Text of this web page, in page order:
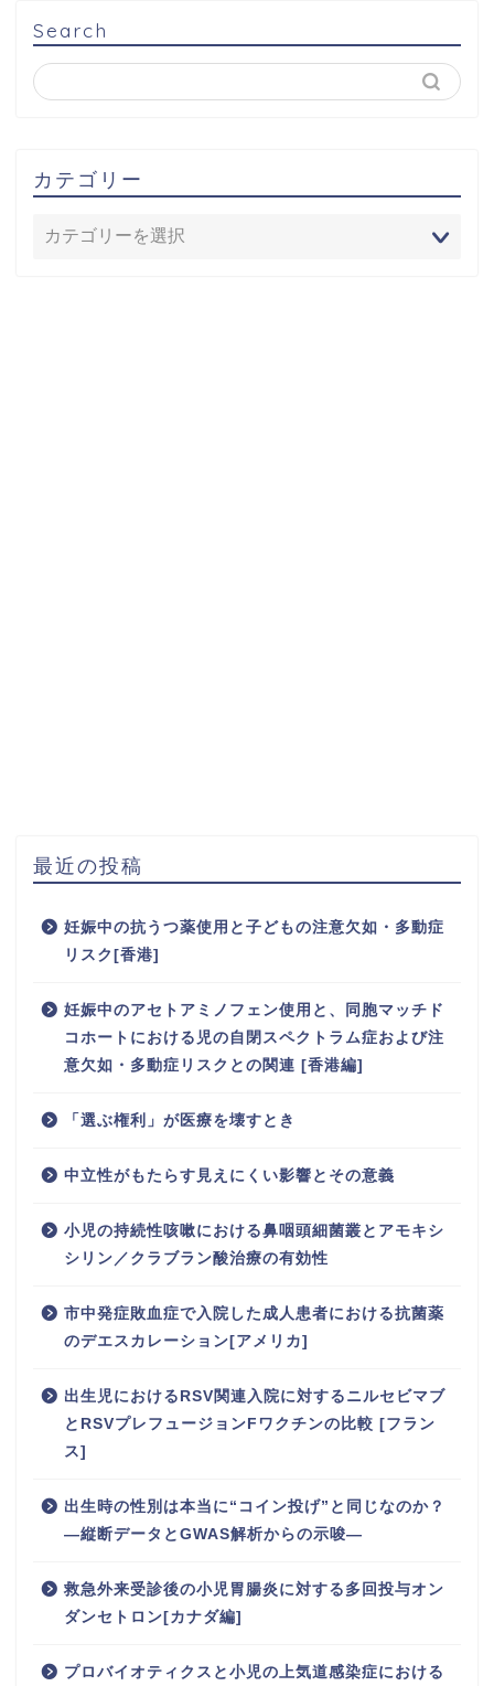
Search
カテゴリー
最近の投稿
妊娠中の抗うつ薬使用と子どもの注意欠如・多動症
リスク[香港]
妊娠中のアセトアミノフェン使用と、同胞マッチド
コホートにおける児の自閉スペクトラム症および注
意欠如・多動症リスクとの関連 [香港編]
「選ぶ権利」が医療を壊すとき
中立性がもたらす見えにくい影響とその意義
小児の持続性咳嗽における鼻咽頭細菌叢とアモキシ
シリン／クラブラン酸治療の有効性
市中発症敗血症で入院した成人患者における抗菌薬
のデエスカレーション[アメリカ]
出生児におけるRSV関連入院に対するニルセビマブ
とRSVプレフュージョンFワクチンの比較 [フラン
ス]
出生時の性別は本当に“コイン投げ”と同じなのか？
―縦断データとGWAS解析からの示唆―
救急外来受診後の小児胃腸炎に対する多回投与オン
ダンセトロン[カナダ編]
プロバイオティクスと小児の上気道感染症における